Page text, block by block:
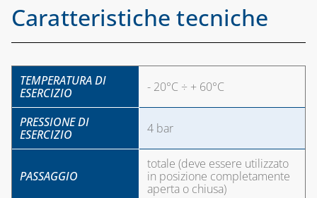
Caratteristiche tecniche
TEMPERATURA DI
ESERCIZIO
- 20°C ÷ + 60°C
PRESSIONE DI
ESERCIZIO
4 bar
PASSAGGIO
totale (deve essere utilizzato
in posizione completamente
aperta o chiusa)